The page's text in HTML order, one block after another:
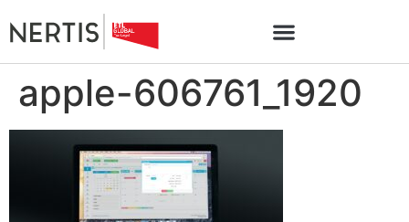
apple-606761_1920